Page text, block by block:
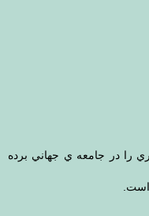
را در جامعه ي جهاني برده
است.